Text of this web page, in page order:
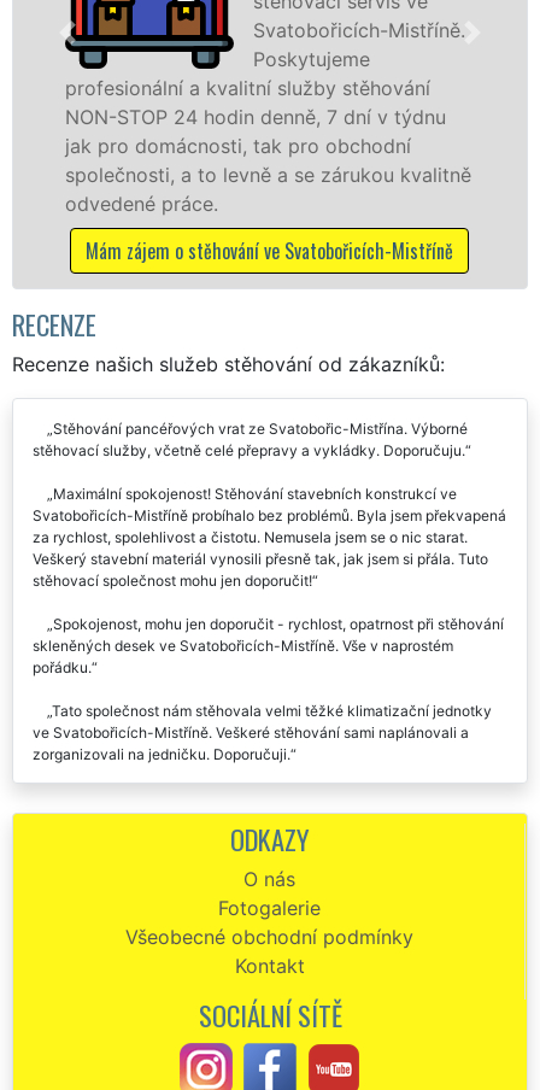
Mistříně.
v týdnu
kvalitně
špičkové
technikou. Tyto služby zajišťujeme
domácnostem i firmám v celém
Hodonín se zárukou kvality
EXTRA STĚHOVÁNÍ. Nabízíme
služby NON-STOP včetně víkendů
bez příplatků.
Mám zájem o stěhovací služby ve
RECENZE
Recenze našich služeb stěhování od zákazníků:
Stěhování pancéřových vrat ze Svatobořic-Mistřína. Výborné
stěhovací služby, včetně celé přepravy a vykládky. Doporučuju.
Maximální spokojenost! Stěhování stavebních konstrukcí ve
Svatobořicích-Mistříně probíhalo bez problémů. Byla jsem překvapená
za rychlost, spolehlivost a čistotu. Nemusela jsem se o nic starat.
Veškerý stavební materiál vynosili přesně tak, jak jsem si přála. Tuto
stěhovací společnost mohu jen doporučit!
skleněných desek ve Svatobořicích-Mistříně. Vše v naprostém
pořádku.
Tato společnost nám stěhovala velmi těžké klimatizační jednotky
zorganizovali na jedničku. Doporučuji.
Využili jsme tuto společnost na stěhování lisů ve Svatobořicích-
Mistříně. Dodali veškeré technické vybavení, sami vytvořili specifické
dřevěné kostry. Byla radost s nimi spolupracovat. Doporučujeme, moc
ODKAZY
O nás
Fotogalerie
Všeobecné obchodní podmínky
Kontakt
SOCIÁLNÍ SÍTĚ